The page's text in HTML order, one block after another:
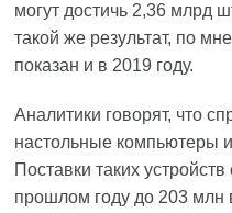
могут достичь 2,36 млрд
такой же результат, по
показан и в 2019 году.
Аналитики говорят, что
настольные компьютеры
Поставки таких
прошлом году до 203